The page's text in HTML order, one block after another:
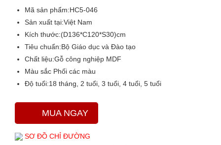
Mã sản phẩm:HC5-046
Sản xuất tại:Việt Nam
Kích thước:(D136*C120*S30)cm
Tiêu chuẩn:Bộ Giáo dục và Đào tạo
Chất liệu:Gỗ công nghiệp MDF
Màu sắc Phối các màu
Độ tuổi:18 tháng, 2 tuổi, 3 tuổi, 4 tuổi, 5 tuổi
MUA NGAY
SƠ ĐỒ CHỈ ĐƯỜNG